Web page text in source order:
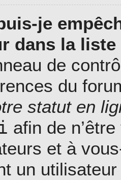
je
dans la
de
du
statut en
afin de
et à
un